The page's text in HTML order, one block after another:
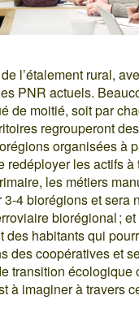
l’étalement rural,
PNR actuels.
de moitié, soit par
regrouperont des
organisées à
redéployer les actifs à
les métiers
4 biorégions et sera
biorégional ;
des habitants qui
des coopératives et
transition écologique
à imaginer à travers